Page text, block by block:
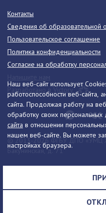
Наш веб-сайт использует
работоспособности веб-сайта,
сайта. Продолжая работу на
обработку своих персональных
сайта в отношении
нашем веб-сайте. Вы можете
настройках браузера.
© 2013-2026 ФГБУ ДПО «УМЦ
Бакунинская, д. 71
Телефон:8 (495) 739-00-30
Контакты
Сведения об образовательной
Пользовательское соглашение
Политика конфиденциальности
Согласие на обработку
Разработано в Victory